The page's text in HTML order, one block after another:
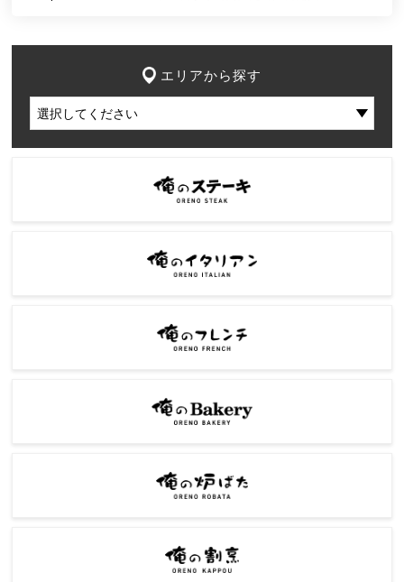
エリアから探す